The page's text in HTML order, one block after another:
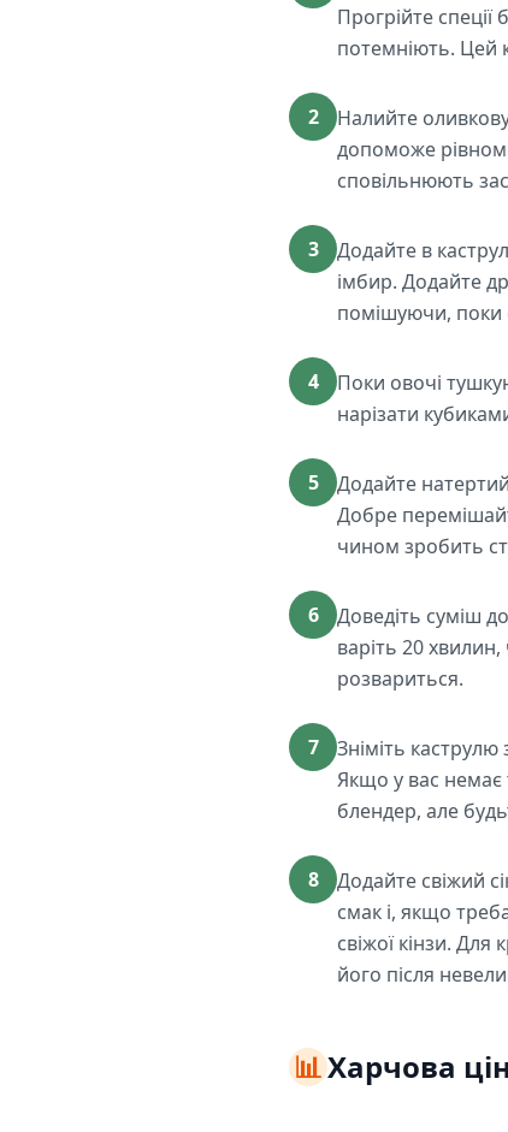
Прогрійте
потемніють. Цей
2
Налийте
допоможе
сповільнюють
3
Додайте в
імбир. Додайте
помішуючи, поки
4
Поки овочі
нарізати
5
Додайте
Добре
чином зробить
6
Доведіть суміш
варіть 20
розвариться.
7
Зніміть
Якщо у вас немає
блендер, але
8
Додайте свіжий
смак і, якщо
свіжої кінзи.
його після
📊Харчова